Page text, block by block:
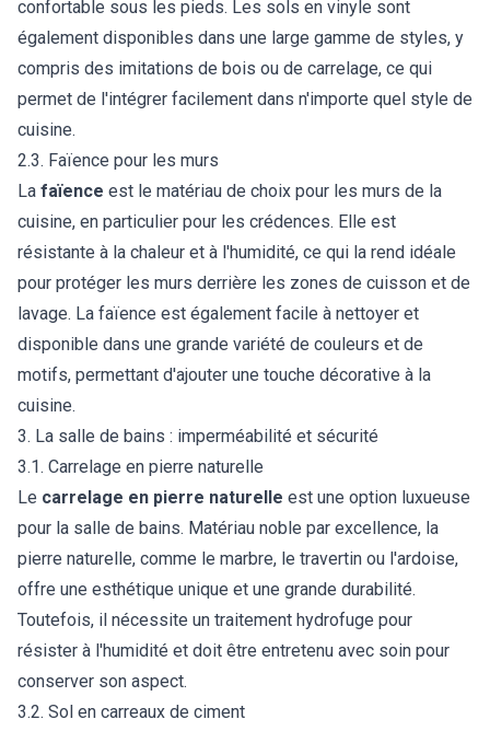
confortable sous les pieds. Les sols en vinyle sont
également disponibles dans une large gamme de styles, y
compris des imitations de bois ou de carrelage, ce qui
permet de l'intégrer facilement dans n'importe quel style de
cuisine.
2.3. Faïence pour les murs
La faïence est le matériau de choix pour les murs de la
cuisine, en particulier pour les crédences. Elle est
résistante à la chaleur et à l'humidité, ce qui la rend idéale
pour protéger les murs derrière les zones de cuisson et de
lavage. La faïence est également facile à nettoyer et
disponible dans une grande variété de couleurs et de
motifs, permettant d'ajouter une touche décorative à la
cuisine.
3. La salle de bains : imperméabilité et sécurité
3.1. Carrelage en pierre naturelle
Le carrelage en pierre naturelle est une option luxueuse
pour la salle de bains. Matériau noble par excellence, la
pierre naturelle, comme le marbre, le travertin ou l'ardoise,
offre une esthétique unique et une grande durabilité.
Toutefois, il nécessite un traitement hydrofuge pour
résister à l'humidité et doit être entretenu avec soin pour
conserver son aspect.
3.2. Sol en carreaux de ciment